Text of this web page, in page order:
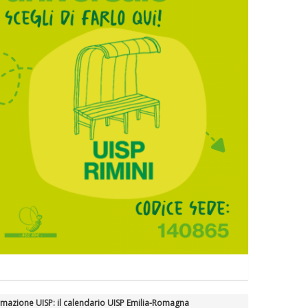
UISP: il calendario UISP Emilia-Romagna